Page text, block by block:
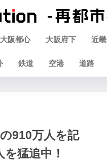
大阪都心 大阪府下 近畿
鉄道 空港 道路
910万人を記
猛追中！